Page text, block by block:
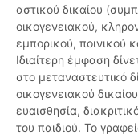
αστικού δικαίου
οικογενειακού,
εμπορικού, ποινικού
Ιδιαίτερη έμφαση
στο μεταναστευτικό
οικογενειακού
ευαισθησία,
του παιδιού. Το